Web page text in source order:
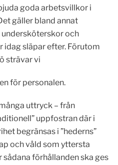
goda arbetsvillkor i
gäller bland annat
och
släpar efter. Förutom
strävar vi
för personalen.
uttryck – från
uppfostran där i
begränsas i ”hederns”
och våld som yttersta
sådana förhållanden ska ges